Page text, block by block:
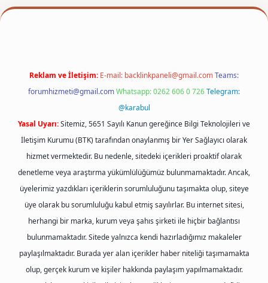
Reklam ve İletişim: E-mail: backlinkpaneli@gmail.comTeams:
forumhizmeti@gmail.comWhatsapp: 0262 606 0 726Telegram:
@karabul
Yasal Uyarı:Sitemiz, 5651 Sayılı Kanun gereğince Bilgi Teknolojileri ve
İletişim Kurumu (BTK) tarafından onaylanmış bir Yer Sağlayıcı olarak
hizmet vermektedir. Bu nedenle, sitedeki içerikleri proaktif olarak
denetleme veya araştırma yükümlülüğümüz bulunmamaktadır. Ancak,
üyelerimiz yazdıkları içeriklerin sorumluluğunu taşımakta olup, siteye
üye olarak bu sorumluluğu kabul etmiş sayılırlar. Bu internet sitesi,
herhangi bir marka, kurum veya şahıs şirketi ile hiçbir bağlantısı
bulunmamaktadır. Sitede yalnızca kendi hazırladığımız makaleler
paylaşılmaktadır. Burada yer alan içerikler haber niteliği taşımamakta
olup, gerçek kurum ve kişiler hakkında paylaşım yapılmamaktadır.